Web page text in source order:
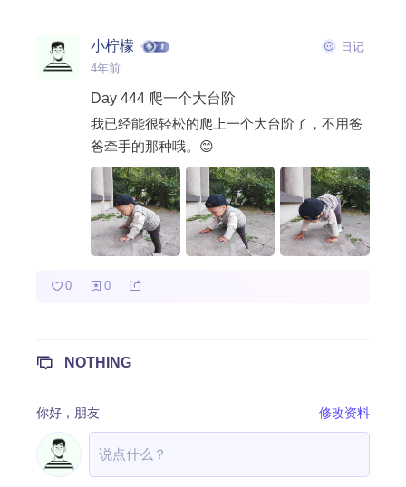
成长日记 宝宝辅食 宝宝课堂
小柠檬
日记
4年前
Day 444 爬一个大台阶
我已经能很轻松的爬上一个大台阶了，不用爸
爸牵手的那种哦。😊
0 0
NOTHING
你好， 朋友 修改资料